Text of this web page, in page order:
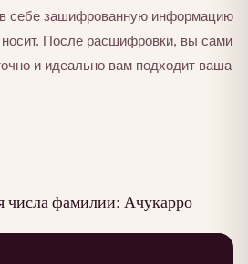
себе зашифрованную информацию
носит. После расшифровки, вы сами
и идеально вам подходит ваша
числа фамилии: Ачукарро